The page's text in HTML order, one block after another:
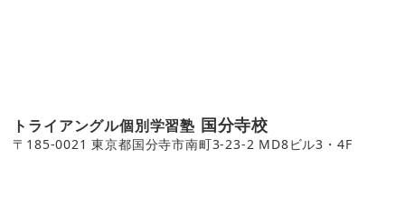
トライアングル個別学習塾 国分寺校
〒185-0021 東京都国分寺市南町3-23-2 MD8ビル3・4F